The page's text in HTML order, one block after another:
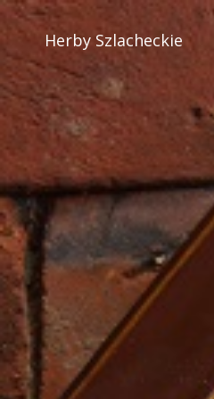
Skip
content
Herby Szlacheckie
Herby